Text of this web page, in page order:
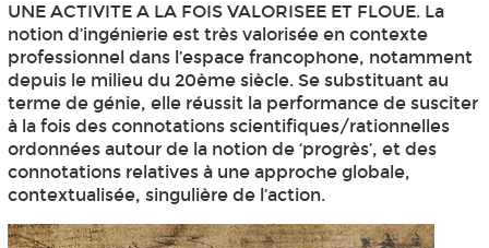
UNE ACTIVITE A LA FOIS VALORISEE ET FLOUE. La
notion d’ingénierie est très valorisée en contexte
professionnel dans l’espace francophone, notamment
depuis le milieu du 20ème siècle. Se substituant au
terme de génie, elle réussit la performance de susciter
à la fois des connotations scientifiques/rationnelles
ordonnées autour de la notion de ‘progrès’, et des
connotations relatives à une approche globale,
contextualisée, singulière de l’action.